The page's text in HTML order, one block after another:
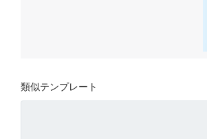
類似テンプレート